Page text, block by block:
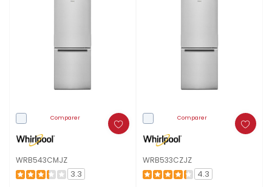
Comparer
WRB543CMJZ
3.3
Comparer
WRB533CZJZ
4.3